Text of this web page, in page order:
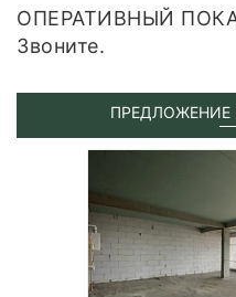
ОПЕРАТИВНЫЙ
Звоните.
ПРЕДЛОЖЕНИЕ